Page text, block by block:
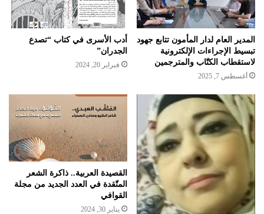
المدير العام لدار المأمون تتابع جهود
تبسيط الإجراءات الإلكترونية
لاستقطاب الكتّاب والمترجمين
أغسطس 7, 2025
أدب الأسرى في كتاب “تصدع
الجدران”
فبراير 20, 2024
القصيدة العربية.. ذاكرة الشعر
المتّقدة في العدد الجديد من مجلة
القوافي
يناير 30, 2024